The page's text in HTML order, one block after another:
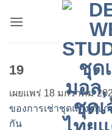
19
เผยแพร่ 18 มกราคม
ของการเช่าชุดแต่ง กับ
กัน